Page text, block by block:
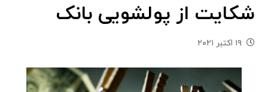
شکایت از پولشویی بانک
۱۹ اکتبر ۲۰۲۱